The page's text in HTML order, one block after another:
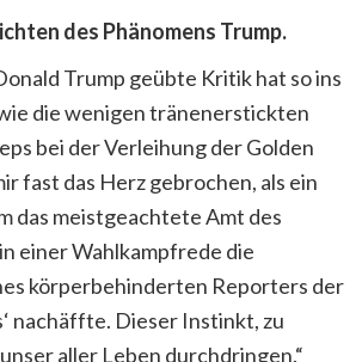
des Phänomens Trump.
Trump geübte Kritik hat so ins
die wenigen tränenerstickten
bei der Verleihung der Golden
fast das Herz gebrochen, als ein
das meistgeachtete Amt des
einer Wahlkampfrede die
körperbehinderten Reporters der
nachäffte. Dieser Instinkt, zu
aller Leben durchdringen.“